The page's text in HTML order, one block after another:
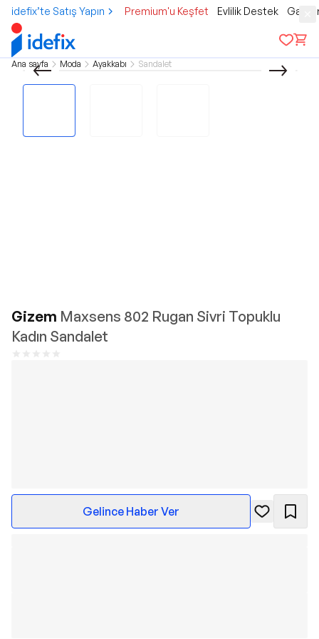
idefix’te Satış Yapın Premium'u Keşfet Evlilik Destek
Ana sayfa Moda Ayakkabı Sandalet
Gizem Maxsens 802 Rugan Sivri Topuklu
Kadın Sandalet
Gelince Haber Ver